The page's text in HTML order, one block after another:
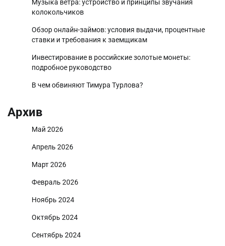
Музыка ветра: устройство и принципы звучания
колокольчиков
Обзор онлайн-займов: условия выдачи, процентные
ставки и требования к заемщикам
Инвестирование в российские золотые монеты:
подробное руководство
В чем обвиняют Тимура Турлова?
Архив
Май 2026
Апрель 2026
Март 2026
Февраль 2026
Ноябрь 2024
Октябрь 2024
Сентябрь 2024